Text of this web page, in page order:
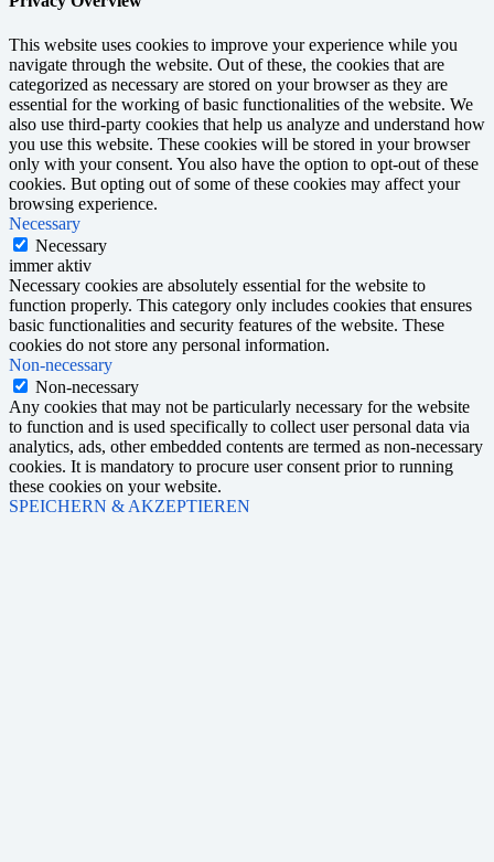
This website uses cookies to improve your experience while you
navigate through the website. Out of these, the cookies that are
categorized as necessary are stored on your browser as they are
essential for the working of basic functionalities of the website. We
also use third-party cookies that help us analyze and understand how
you use this website. These cookies will be stored in your browser
only with your consent. You also have the option to opt-out of these
cookies. But opting out of some of these cookies may affect your
browsing experience.
Necessary
Necessary
immer aktiv
Necessary cookies are absolutely essential for the website to
function properly. This category only includes cookies that ensures
basic functionalities and security features of the website. These
cookies do not store any personal information.
Non-necessary
Non-necessary
Any cookies that may not be particularly necessary for the website
to function and is used specifically to collect user personal data via
analytics, ads, other embedded contents are termed as non-necessary
cookies. It is mandatory to procure user consent prior to running
these cookies on your website.
SPEICHERN & AKZEPTIEREN